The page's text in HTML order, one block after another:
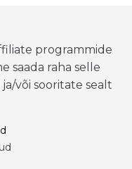
programmide
saada raha selle
või sooritate sealt